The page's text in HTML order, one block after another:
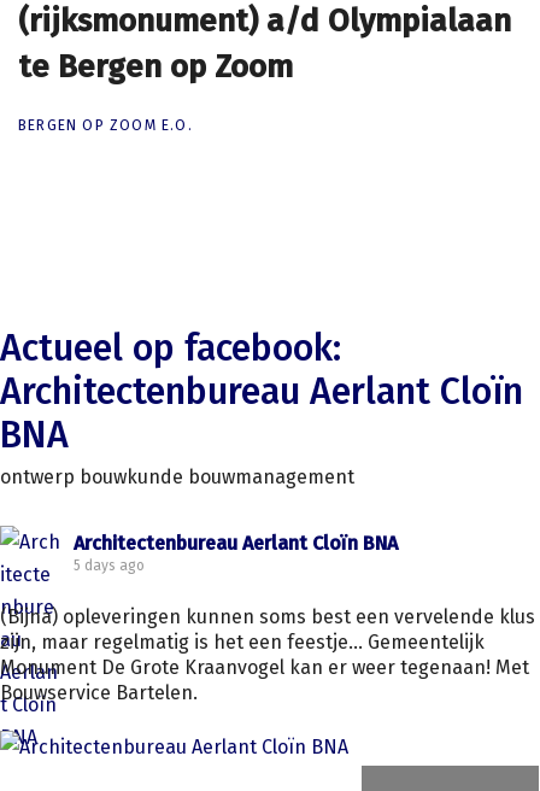
(rijksmonument) a/d Olympialaan
te Bergen op Zoom
(rijksmonument) a/d Olympialaan
te Bergen op Zoom
BERGEN OP ZOOM E.O.
Actueel op facebook:
Architectenbureau Aerlant Cloïn
BNA
ontwerp bouwkunde bouwmanagement
Architectenbureau Aerlant Cloïn BNA
5 days ago
(Bijna) opleveringen kunnen soms best een vervelende klus
zijn, maar regelmatig is het een feestje... Gemeentelijk
Monument De Grote Kraanvogel kan er weer tegenaan! Met
Bouwservice Bartelen.